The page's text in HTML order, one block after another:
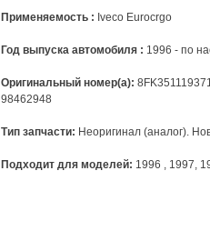
Применяемость : Iveco Eurocrgo
Год выпуска автомобиля : 1996 - по
Оригинальный номер(а):
98462948
Тип запчасти: Неоригинал (аналог).
Подходит для моделей: 1996 , 1997,